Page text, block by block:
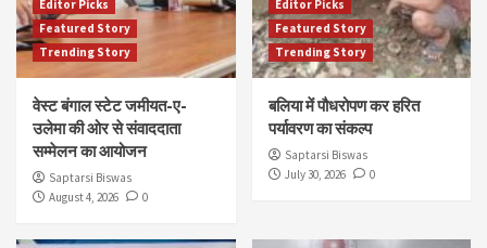
Editor Picks
Featured Story
Trending Story
वेस्ट बंगाल स्टेट जमीयत-ए-
उलेमा की ओर से संवाददाता
सम्मेलन का आयोजन
Saptarsi Biswas
August 4, 2026
0
Editor Picks
Featured Story
Trending Story
बलिया में पौधरोपण कर हरित
पर्यावरण का संकल्प
Saptarsi Biswas
July 30, 2026
0